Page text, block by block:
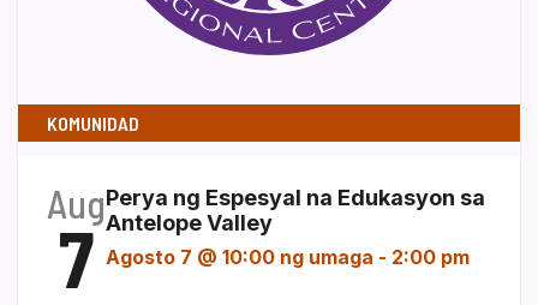
KOMUNIDAD
Aug
7
Perya ng Espesyal na Edukasyon sa
Antelope Valley
Agosto 7 @ 10:00 ng umaga - 2:00 pm